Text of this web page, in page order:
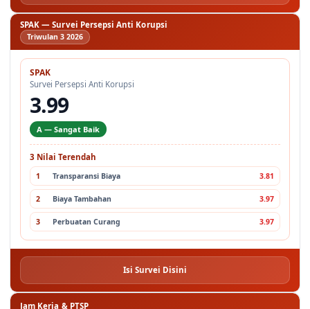
Isi Survei Disini
SPAK — Survei Persepsi Anti Korupsi
Triwulan 3 2026
SPAK
Survei Persepsi Anti Korupsi
3.99
A — Sangat Baik
3 Nilai Terendah
1 Transparansi Biaya 3.81
2 Biaya Tambahan 3.97
Isi Survei Disini